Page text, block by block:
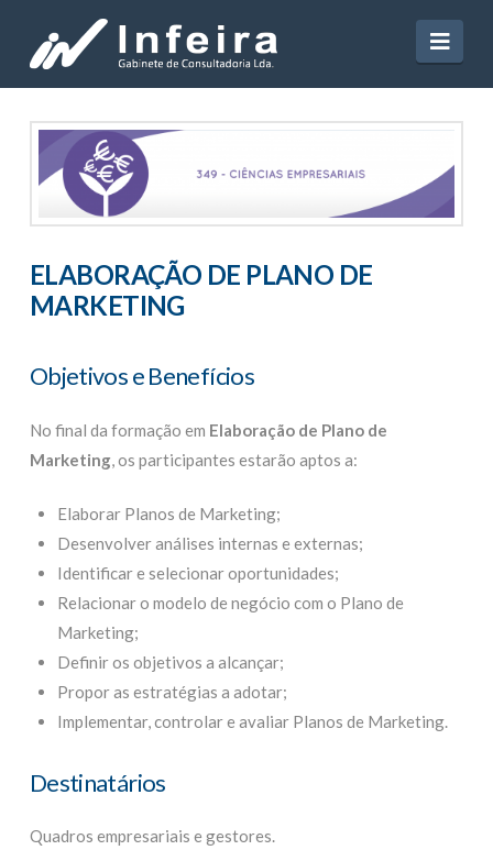
ELABORAÇÃO DE PLANO DE
MARKETING
Objetivos e Benefícios
No final da formação em Elaboração de Plano de
Marketing, os participantes estarão aptos a:
Elaborar Planos de Marketing;
Desenvolver análises internas e externas;
Identificar e selecionar oportunidades;
Relacionar o modelo de negócio com o Plano de
Marketing;
Definir os objetivos a alcançar;
Propor as estratégias a adotar;
Implementar, controlar e avaliar Planos de Marketing.
Destinatários
Quadros empresariais e gestores.